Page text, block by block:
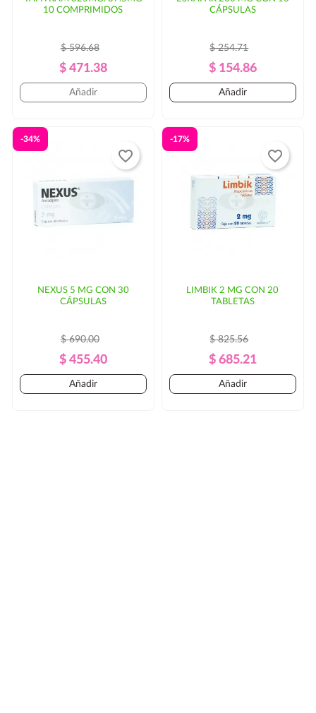
10 COMPRIMIDOS
Precio
Regular
$ 596.68
Precio
$ 471.38
Añadir
CÁPSULAS
Precio
Regular
$ 254.71
Precio
$ 154.86
Añadir
NEXUS 5 MG CON 30
CÁPSULAS
Precio
Regular
$ 690.00
Precio
$ 455.40
-34%
Añadir
favorite_border
LIMBIK 2 MG CON 20
TABLETAS
Precio
Regular
$ 825.56
Precio
$ 685.21
-17%
Añadir
favorite_border